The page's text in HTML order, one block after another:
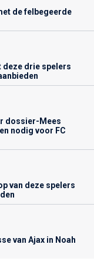
de felbegeerde
deze drie spelers
dossier-Mees
nodig voor FC
van deze spelers
van Ajax in Noah